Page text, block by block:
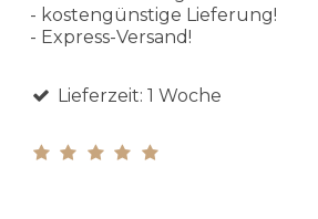
- kostengünstige Lieferung!
- Express-Versand!
Lieferzeit: 1 Woche